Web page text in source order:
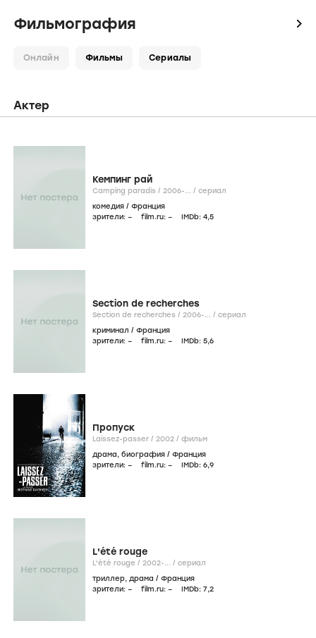
Фильмография icon
Онлайн Фильмы Сериалы
Актер
Кемпинг рай
Camping paradis / 2006-... / сериал
комедия / Франция
зрители: – film.ru: – IMDb: 4,5
Section de recherches
Section de recherches / 2006-... / сериал
криминал / Франция
зрители: – film.ru: – IMDb: 5,6
Пропуск
Laissez-passer / 2002 / фильм
драма, биография / Франция
зрители: – film.ru: – IMDb: 6,9
L'été rouge
L'été rouge / 2002-... / сериал
триллер, драма / Франция
зрители: – film.ru: – IMDb: 7,2